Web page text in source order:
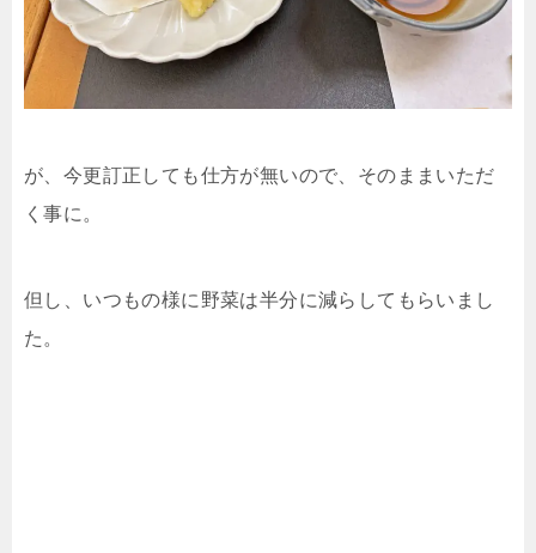
が、今更訂正しても仕方が無いので、そのままいただ
く事に。
但し、いつもの様に野菜は半分に減らしてもらいまし
た。